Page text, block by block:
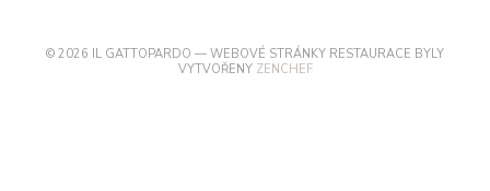
© 2026 IL GATTOPARDO — WEBOVÉ STRÁNKY RESTAURACE BYLY
VYTVOŘENY ZENCHEF((OTEVŘE SE V NOVÉM OKNĚ))